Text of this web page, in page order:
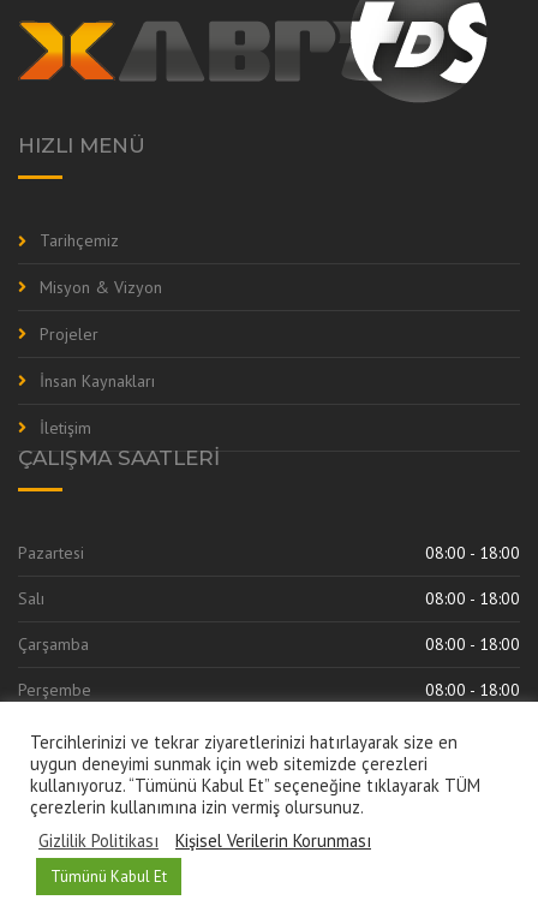
HIZLI MENÜ
Tarihçemiz
Misyon & Vizyon
Projeler
İnsan Kaynakları
İletişim
ÇALIŞMA SAATLERI
Pazartesi 08:00 - 18:00
Salı 08:00 - 18:00
Çarşamba 08:00 - 18:00
Perşembe 08:00 - 18:00
Cuma 08:00 - 18:00
Tercihlerinizi ve tekrar ziyaretlerinizi hatırlayarak size en
uygun deneyimi sunmak için web sitemizde çerezleri
kullanıyoruz. “Tümünü Kabul Et” seçeneğine tıklayarak TÜM
çerezlerin kullanımına izin vermiş olursunuz.
Gizlilik Politikası
Kişisel Verilerin Korunması
Tümünü Kabul Et
Türkçe